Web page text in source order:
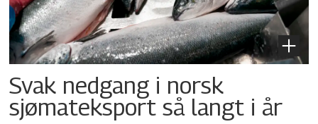
Svak nedgang i norsk
sjømateksport så langt i år